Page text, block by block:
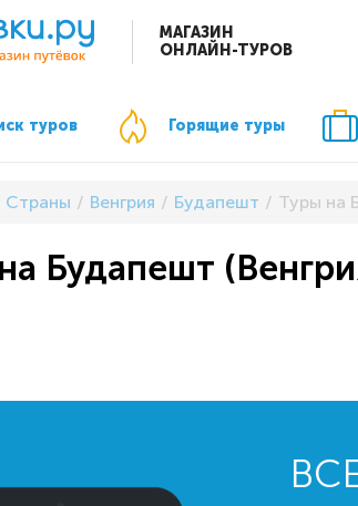
МАГАЗИН
ОНЛАЙН-ТУРОВ
туров Горящие туры
Страны Венгрия Будапешт Туры на
Будапешт